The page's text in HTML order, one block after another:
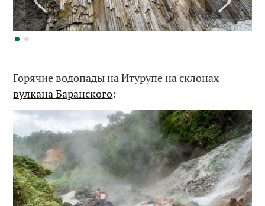
Горячие водопады на Итурупе на склонах
вулкана Баранского: